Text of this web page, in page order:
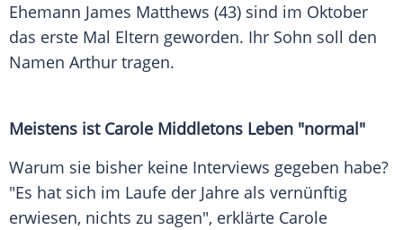
Ehemann James Matthews (43) sind im Oktober
das erste Mal Eltern geworden. Ihr Sohn soll den
Namen Arthur tragen.
Meistens ist Carole Middletons Leben "normal"
Warum sie bisher keine Interviews gegeben habe?
"Es hat sich im Laufe der Jahre als vernünftig
erwiesen, nichts zu sagen", erklärte Carole